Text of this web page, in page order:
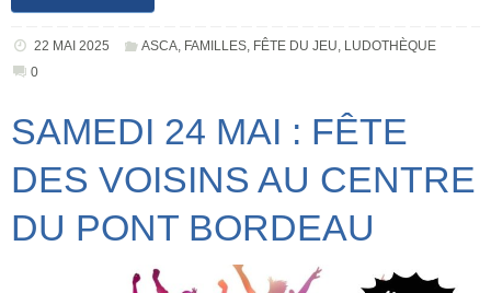
22 MAI 2025 ASCA FAMILLES FÊTE DU JEU LUDOTHÈQUE
0
SAMEDI 24 MAI : FÊTE
DES VOISINS AU CENTRE
DU PONT BORDEAU